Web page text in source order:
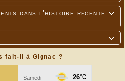

dans l'histoire récente

fait-il à Gignac ?